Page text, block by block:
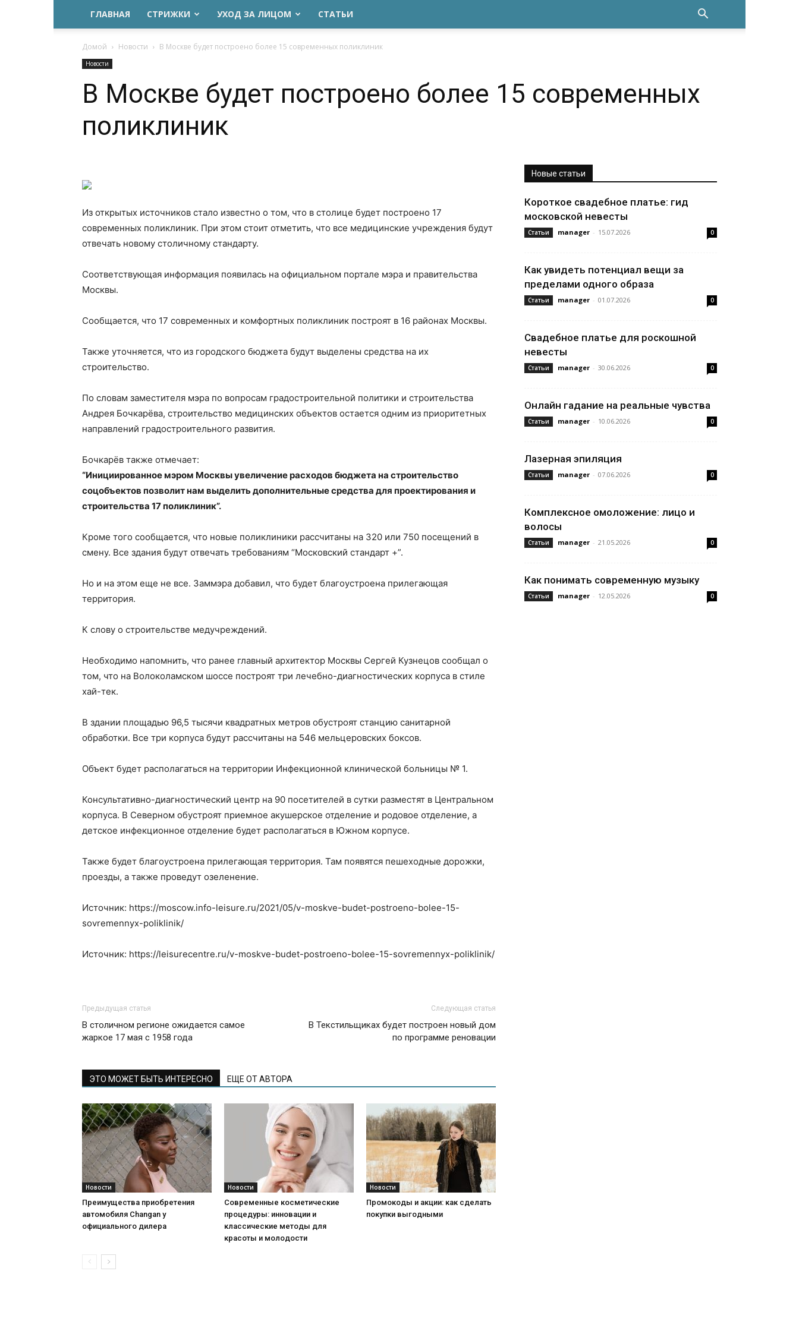
ГЛАВНАЯ СТРИЖКИ УХОД ЗА ЛИЦОМ СТАТЬИ
Домой Новости В Москве будет построено более 15 современных поликлиник
Новости
В Москве будет построено более 15 современных
поликлиник
Из открытых источников стало известно о том, что в столице будет построено 17
современных поликлиник. При этом стоит отметить, что все медицинские учреждения будут
отвечать новому столичному стандарту.
Соответствующая информация появилась на официальном портале мэра и правительства
Москвы.
Сообщается, что 17 современных и комфортных поликлиник построят в 16 районах Москвы.
Также уточняется, что из городского бюджета будут выделены средства на их
строительство.
По словам заместителя мэра по вопросам градостроительной политики и строительства
Андрея Бочкарёва, строительство медицинских объектов остается одним из приоритетных
направлений градостроительного развития.
Бочкарёв также отмечает:
“Инициированное мэром Москвы увеличение расходов бюджета на строительство
соцобъектов позволит нам выделить дополнительные средства для проектирования и
строительства 17 поликлиник”.
Кроме того сообщается, что новые поликлиники рассчитаны на 320 или 750 посещений в
смену. Все здания будут отвечать требованиям “Московский стандарт +”.
Но и на этом еще не все. Заммэра добавил, что будет благоустроена прилегающая
территория.
К слову о строительстве медучреждений.
Необходимо напомнить, что ранее главный архитектор Москвы Сергей Кузнецов сообщал о
том, что на Волоколамском шоссе построят три лечебно-диагностических корпуса в стиле
хай-тек.
В здании площадью 96,5 тысячи квадратных метров обустроят станцию санитарной
обработки. Все три корпуса будут рассчитаны на 546 мельцеровских боксов.
Объект будет располагаться на территории Инфекционной клинической больницы № 1.
Консультативно-диагностический центр на 90 посетителей в сутки разместят в Центральном
корпуса. В Северном обустроят приемное акушерское отделение и родовое отделение, а
детское инфекционное отделение будет располагаться в Южном корпусе.
Также будет благоустроена прилегающая территория. Там появятся пешеходные дорожки,
проезды, а также проведут озеленение.
Источник: https://moscow.info-leisure.ru/2021/05/v-moskve-budet-postroeno-bolee-15-
sovremennyx-poliklinik/
Источник: https://leisurecentre.ru/v-moskve-budet-postroeno-bolee-15-sovremennyx-poliklinik/
Предыдущая статья
В столичном регионе ожидается самое
жаркое 17 мая с 1958 года
Следующая статья
В Текстильщиках будет построен новый дом
по программе реновации
ЭТО МОЖЕТ БЫТЬ ИНТЕРЕСНО ЕЩЕ ОТ АВТОРА
Новости
Преимущества приобретения
автомобиля Changan у
официального дилера
Новости
Современные косметические
процедуры: инновации и
классические методы для
красоты и молодости
Новости
Промокоды и акции: как сделать
покупки выгодными
Новые статьи
Короткое свадебное платье: гид
московской невесты
Статьи manager - 15.07.2026 0
Как увидеть потенциал вещи за
пределами одного образа
Статьи manager - 01.07.2026 0
Свадебное платье для роскошной
невесты
Статьи manager - 30.06.2026 0
Онлайн гадание на реальные чувства
Статьи manager - 10.06.2026 0
Лазерная эпиляция
Статьи manager - 07.06.2026 0
Комплексное омоложение: лицо и
волосы
Статьи manager - 21.05.2026 0
Как понимать современную музыку
Статьи manager - 12.05.2026 0